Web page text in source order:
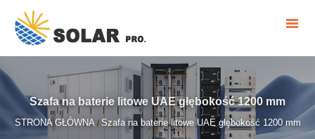
Szafa na baterie litowe UAE głębokość 1200 mm
STRONA GŁÓWNA/ Szafa na baterie litowe UAE głębokość 1200 mm